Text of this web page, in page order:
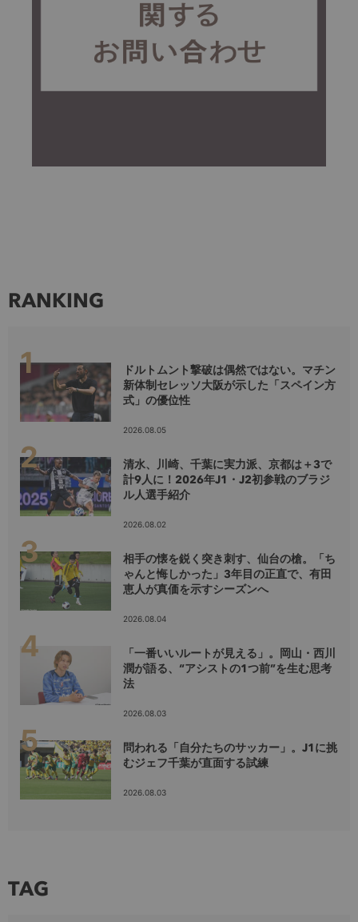
RANKING
ドルトムント撃破は偶然ではない。マチン
新体制セレッソ大阪が示した「スペイン方
式」の優位性
2026.08.05
清水、川崎、千葉に実力派、京都は＋3で
計9人に！2026年J1・J2初参戦のブラジ
ル人選手紹介
2026.08.02
相手の懐を鋭く突き刺す、仙台の槍。「ち
ゃんと悔しかった」3年目の正直で、有田
恵人が真価を示すシーズンへ
2026.08.04
「一番いいルートが見える」。岡山・西川
潤が語る、“アシストの1つ前”を生む思考
法
2026.08.03
問われる「自分たちのサッカー」。J1に挑
むジェフ千葉が直面する試練
2026.08.03
TAG